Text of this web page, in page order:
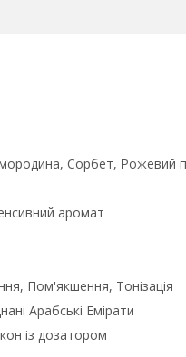
Сорбет, Рожевий
аромат
Пом'якшення, Тонізація
Арабські Емірати
із дозатором